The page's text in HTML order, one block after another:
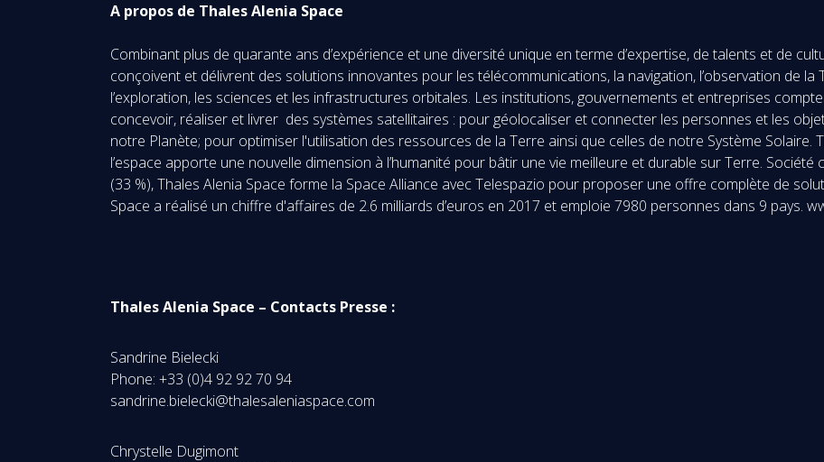
A propos de Thales Alenia Space
Combinant plus de quarante ans d’expérience et une diversité unique en terme d’expertise, de talents et de
conçoivent et délivrent des solutions innovantes pour les télécommunications, la navigation, l’observation de la
l’exploration, les sciences et les infrastructures orbitales. Les institutions, gouvernements et entreprises
concevoir, réaliser et livrer des systèmes satellitaires : pour géolocaliser et connecter les personnes et les
notre Planète; pour optimiser l'utilisation des ressources de la Terre ainsi que celles de notre Système Solaire.
l’espace apporte une nouvelle dimension à l’humanité pour bâtir une vie meilleure et durable sur Terre.
(33 %), Thales Alenia Space forme la Space Alliance avec Telespazio pour proposer une offre complète de
Space a réalisé un chiffre d'affaires de 2.6 milliards d’euros en 2017 et emploie 7980 personnes dans 9 pays.
Thales Alenia Space – Contacts Presse :
Sandrine Bielecki
Phone: +33 (0)4 92 92 70 94
sandrine.bielecki@thalesaleniaspace.com
Chrystelle Dugimont